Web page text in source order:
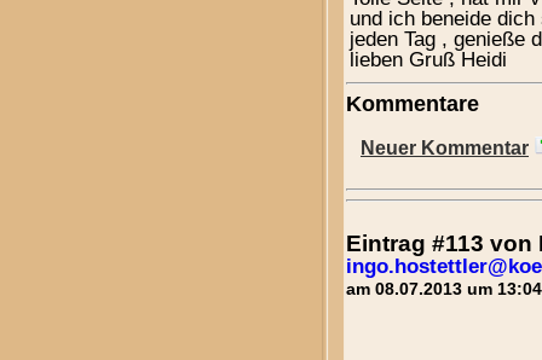
und ich beneide
jeden Tag , genieße
lieben Gruß Heidi
Kommentare
Neuer Kommentar
Eintrag #113
am 08.07.2013 um